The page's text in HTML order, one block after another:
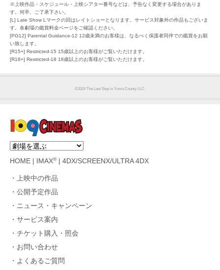
※上映作品・スケジュール・上映シアター番号などは、予告なく変更する場合がありま
す。何卒、ご了承下さい。
[L] Late Show Lマークの回はレイトショーとなります。サービス対象外の作品もございま
す。各劇場の鑑賞料金ページをご確認ください。
[PG12] Parental Guidance-12 12歳未満のお客様は、なるべく保護者同伴での鑑賞をお願
い致します。
[R15+] Restricted-15 15歳以上のお客様がご覧いただけます。
[R18+] Restricted-18 18歳以上のお客様がご覧いただけます。
©︎2024 The Last Stop in Yuma County LLC.
HOME IMAX®| 4DX/SCREENX/ULTRA 4DX
上映中の作品
公開予定作品
ニュース・キャンペーン
サービス案内
チケット購入・照会
お問い合わせ
よくあるご質問